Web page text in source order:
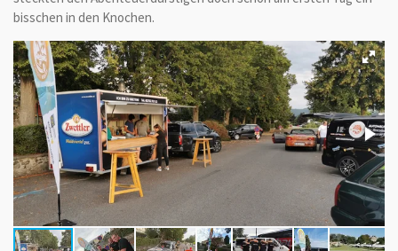
bisschen in den Knochen.